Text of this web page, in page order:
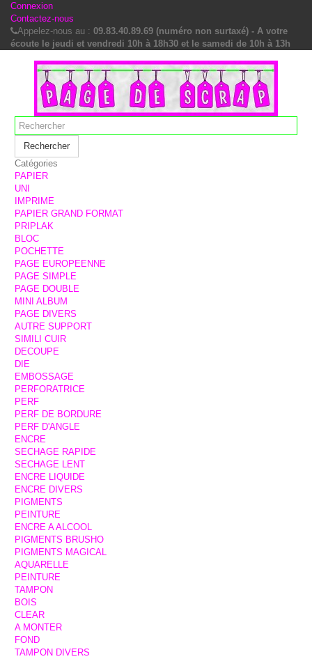
Connexion
Contactez-nous
Appelez-nous au : 09.83.40.89.69 (numéro non surtaxé) - A votre
écoute le jeudi et vendredi 10h à 18h30 et le samedi de 10h à 13h
Rechercher
Catégories
PAPIER
UNI
IMPRIME
PAPIER GRAND FORMAT
PRIPLAK
BLOC
POCHETTE
PAGE EUROPEENNE
PAGE SIMPLE
PAGE DOUBLE
MINI ALBUM
PAGE DIVERS
AUTRE SUPPORT
SIMILI CUIR
DECOUPE
DIE
EMBOSSAGE
PERFORATRICE
PERF
PERF DE BORDURE
PERF D'ANGLE
ENCRE
SECHAGE RAPIDE
SECHAGE LENT
ENCRE LIQUIDE
ENCRE DIVERS
PIGMENTS
PEINTURE
ENCRE A ALCOOL
PIGMENTS BRUSHO
PIGMENTS MAGICAL
AQUARELLE
PEINTURE
TAMPON
BOIS
CLEAR
A MONTER
FOND
TAMPON DIVERS